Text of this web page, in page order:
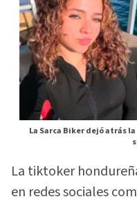
La Sarca Biker dejó atrás
La tiktoker
en redes sociales